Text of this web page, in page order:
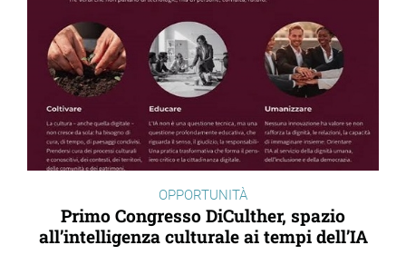
OPPORTUNITÀ
Primo Congresso DiCulther, spazio
all’intelligenza culturale ai tempi dell’IA